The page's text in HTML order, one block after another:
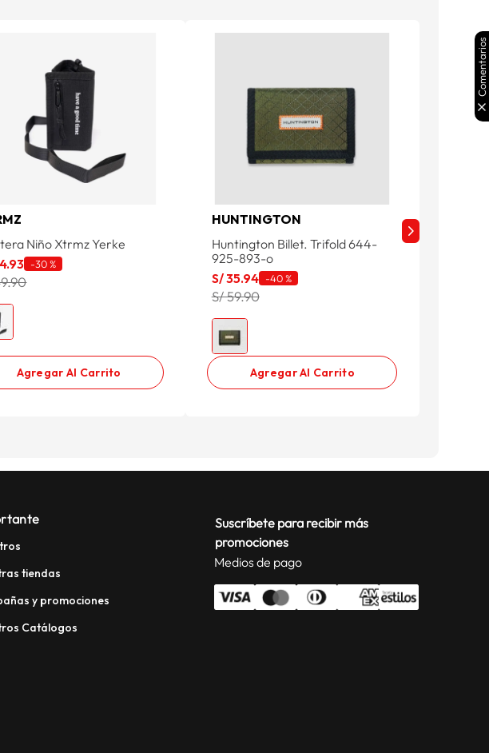
Niño Xtrmz Yerke
.93 -30 %
Agregar Al Carrito
HUNTINGTON
Huntington Billet. Trifold 644-
925-893-o
S/35.94 -40 %
S/ 59.90
Agregar Al Carrito
tiendas
y promociones
Catálogos
Suscríbete para recibir más
promociones
Medios de pago
Comentarios